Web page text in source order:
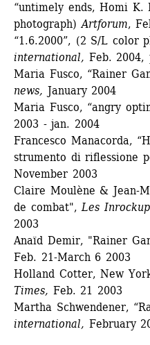
“untimely ends, Homi K.
photograph) Artforum,
“1.6.2000”, (2 S/L color
international, Feb. 2004,
Maria Fusco, “Rainer
news, January 2004
Maria Fusco, “angry
2003 - jan. 2004
Francesco Manacorda,
strumento di riflessione
November 2003
Claire Moulène & Jean-
de combat", Les
2003
Anaïd Demir, "Rainer
Feb. 21-March 6 2003
Holland Cotter, New
Times, Feb. 21 2003
Martha Schwendener,
international, February